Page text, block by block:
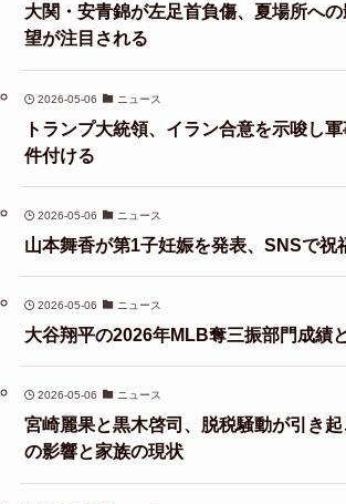
大関・安青錦が左足首負傷、夏場所へ
望が注目される
2026-05-06 ニュース
トランプ大統領、イラン合意を示唆し
件付ける
2026-05-06 ニュース
山本舞香が第1子妊娠を発表、SNSで祝
2026-05-06 ニュース
大谷翔平の2026年MLB奪三振部門成績
2026-05-06 ニュース
宮崎麗果と黒木啓司、脱税騒動が引き
の影響と家族の現状